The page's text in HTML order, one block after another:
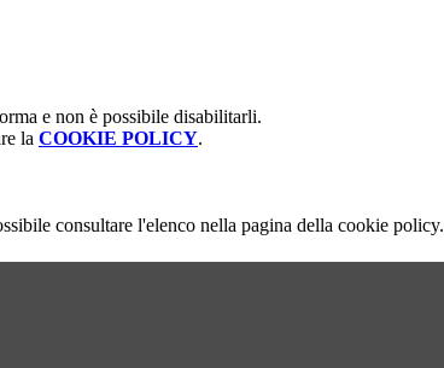
e non è possibile disabilitarli.
la COOKIE POLICY.
consultare l'elenco nella pagina della cookie policy.